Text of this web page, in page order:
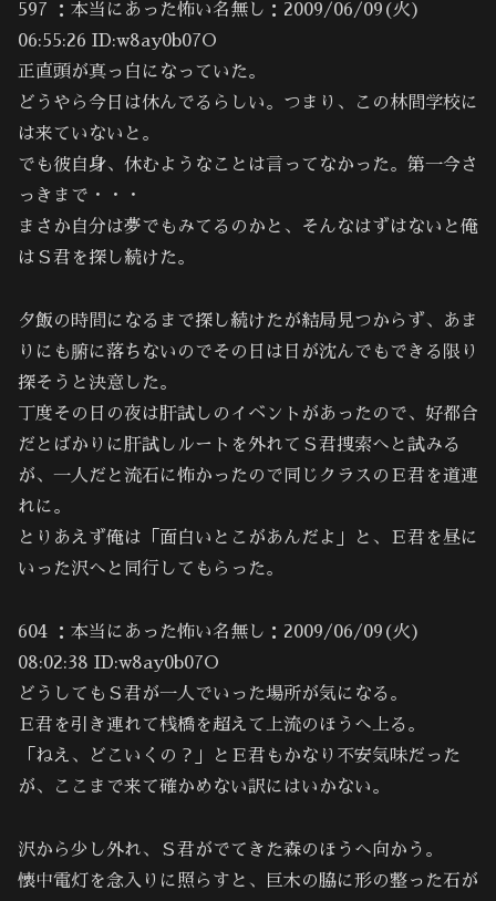
597 ：本当にあった怖い名無し：2009/06/09(火)
06:55:26 ID:w8ay0b07O
正直頭が真っ白になっていた。
どうやら今日は休んでるらしい。つまり、この林間学校に
は来ていないと。
でも彼自身、休むようなことは言ってなかった。第一今さ
っきまで・・・
まさか自分は夢でもみてるのかと、そんなはずはないと俺
はＳ君を探し続けた。
夕飯の時間になるまで探し続けたが結局見つからず、あま
りにも腑に落ちないのでその日は日が沈んでもできる限り
探そうと決意した。
丁度その日の夜は肝試しのイベントがあったので、好都合
だとばかりに肝試しルートを外れてＳ君捜索へと試みる
が、一人だと流石に怖かったので同じクラスのＥ君を道連
れに。
とりあえず俺は「面白いとこがあんだよ」と、Ｅ君を昼に
いった沢へと同行してもらった。
604 ：本当にあった怖い名無し：2009/06/09(火)
08:02:38 ID:w8ay0b07O
どうしてもＳ君が一人でいった場所が気になる。
Ｅ君を引き連れて桟橋を超えて上流のほうへ上る。
「ねえ、どこいくの？」とＥ君もかなり不安気味だった
が、ここまで来て確かめない訳にはいかない。
沢から少し外れ、Ｓ君がでてきた森のほうへ向かう。
懐中電灯を念入りに照らすと、巨木の脇に形の整った石が